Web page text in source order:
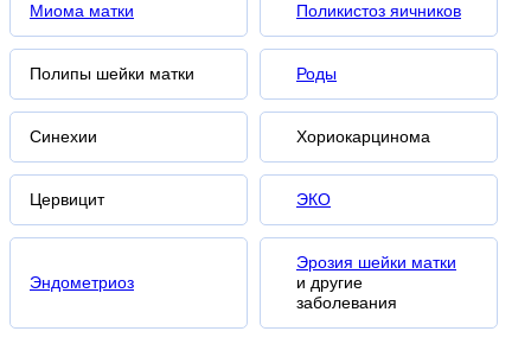
Миома матки Поликистоз яичников
Полипы шейки матки Роды
Синехии Хориокарцинома
Цервицит ЭКО
Эндометриоз
Эрозия шейки матки
и другие
заболевания